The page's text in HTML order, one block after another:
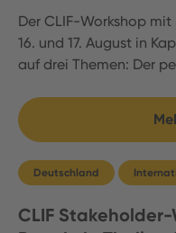
Der CLIF-Workshop
16. und 17. August in
auf drei Themen: Der
Deutschland
CLIF